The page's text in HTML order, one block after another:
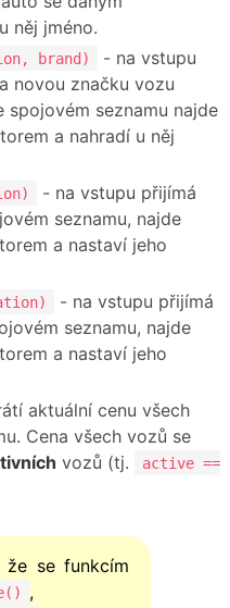
něj jméno.
brand)
- na vstupu
novou značku vozu
spojovém seznamu najde
a nahradí u něj
- na vstupu přijímá
seznamu, najde
a nastaví jeho
- na vstupu přijímá
seznamu, najde
a nastaví jeho
aktuální cenu všech
Cena všech vozů se
vozů (tj.
active ==
že se funkcím
,